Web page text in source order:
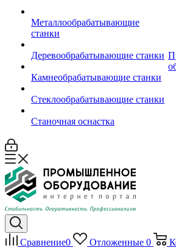
Металлообрабатывающие
станки
Деревообрабатывающие станки
Камнеобрабатывающие станки
Стеклообрабатывающие станки
Станочная оснастка
Сравнение0 Отложенные 0